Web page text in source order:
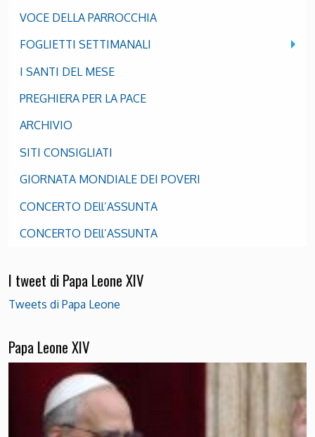
VOCE DELLA PARROCCHIA
FOGLIETTI SETTIMANALI
I SANTI DEL MESE
PREGHIERA PER LA PACE
ARCHIVIO
SITI CONSIGLIATI
GIORNATA MONDIALE DEI POVERI
CONCERTO DEll’ASSUNTA
CONCERTO DEll’ASSUNTA
I tweet di Papa Leone XIV
Tweets di Papa Leone
Papa Leone XIV